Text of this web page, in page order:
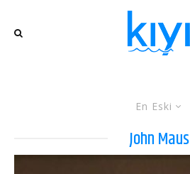
En Eski
John Maus